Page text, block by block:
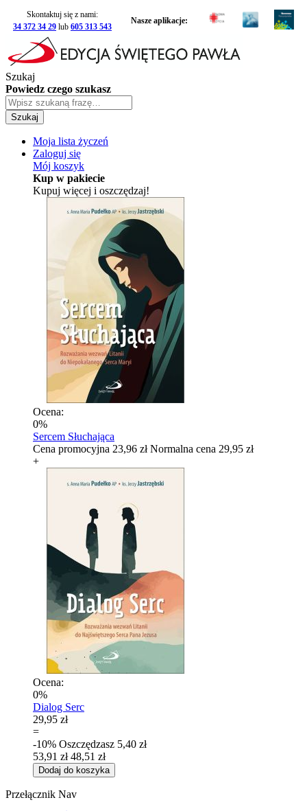
Skontaktuj się z nami:
34 372 34 29 lub 605 313 543
Nasze aplikacje:
Szukaj
Powiedz czego szukasz
Szukaj
Moja lista życzeń
Zaloguj się
Mój koszyk
Kup w pakiecie
Kupuj więcej i oszczędzaj!
Ocena:
0%
Sercem Słuchająca
Cena promocyjna 23,96 zł Normalna cena 29,95 zł
+
Ocena:
0%
Dialog Serc
29,95 zł
=
-10% Oszczędzasz 5,40 zł
53,91 zł 48,51 zł
Dodaj do koszyka
Przełącznik Nav